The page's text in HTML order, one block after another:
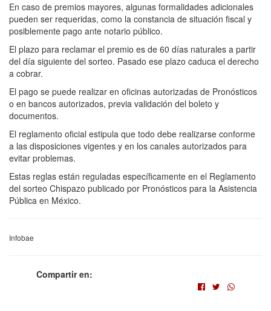
En caso de premios mayores, algunas formalidades adicionales
pueden ser requeridas, como la constancia de situación fiscal y
posiblemente pago ante notario público.
El plazo para reclamar el premio es de 60 días naturales a partir
del día siguiente del sorteo. Pasado ese plazo caduca el derecho
a cobrar.
El pago se puede realizar en oficinas autorizadas de Pronósticos
o en bancos autorizados, previa validación del boleto y
documentos.
El reglamento oficial estipula que todo debe realizarse conforme
a las disposiciones vigentes y en los canales autorizados para
evitar problemas.
Estas reglas están reguladas específicamente en el Reglamento
del sorteo Chispazo publicado por Pronósticos para la Asistencia
Pública en México.
Infobae
Compartir en: